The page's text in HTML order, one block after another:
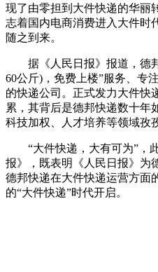
现了由零担到大件快递的华丽
志着国内电商消费进入大件时
随之到来。
据《人民日报》报道，德邦
60公斤)，免费上楼”服务、专
的快递公司。正式发力大件快
累，其背后是德邦快递数十年
科技加权、人才培养等领域孜
“大件快递，大有可为”，此
报》，既表明《人民日报》为
德邦快递在大件快递运营方面
的“大件快递”时代开启。